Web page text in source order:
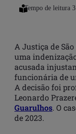
A Justiça de
uma
acusada
funcionária de
A decisão foi
Leonardo
Guarulhos. O
de 2023.